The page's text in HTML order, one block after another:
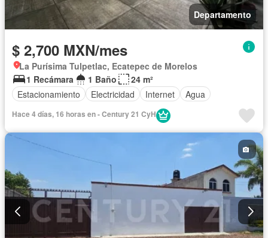
Departamento
$ 2,700 MXN/mes
La Purísima Tulpetlac, Ecatepec de Morelos
1 Recámara
1 Baño
24 m²
Estacionamiento
Electricidad Internet Agua
Hace 4 días, 16 horas en - Century 21 CyH